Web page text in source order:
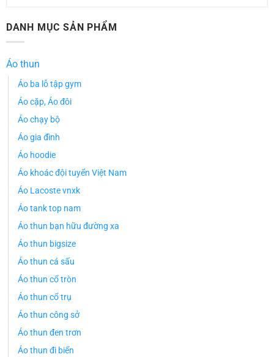
DANH MỤC SẢN PHẨM
Áo thun
Áo ba lỗ tập gym
Áo cặp, Áo đôi
Áo chạy bộ
Áo gia đình
Áo hoodie
Áo khoác đội tuyển Việt Nam
Áo Lacoste vnxk
Áo tank top nam
Áo thun bạn hữu đường xa
Áo thun bigsize
Áo thun cá sấu
Áo thun cổ tròn
Áo thun cổ trụ
Áo thun công sở
Áo thun đen trơn
Áo thun đi biển